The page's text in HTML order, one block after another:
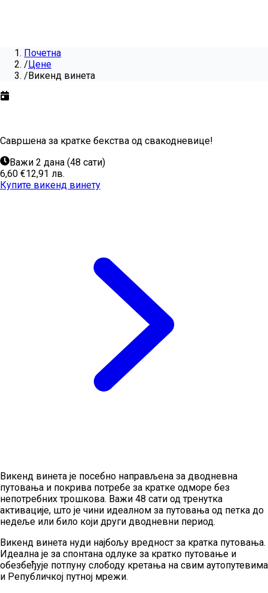
Почетна
/Цене
/Викенд винета
Савршена за кратке бекства од свакодневице!
Важи 2 дана (48 сати)
6,60 €12,91 лв.
Купите викенд винету
Викенд винета је посебно направљена за дводневна
путовања и покрива потребе за кратке одморе без
непотребних трошкова. Важи 48 сати од тренутка
активације, што је чини идеалном за путовања од петка до
недеље или било који други дводневни период.
Викенд винета нуди најбољу вредност за кратка путовања.
Идеална је за спонтана одлуке за кратко путовање и
обезбеђује потпуну слободу кретања на свим аутопутевима
и Републичкој путној мрежи.